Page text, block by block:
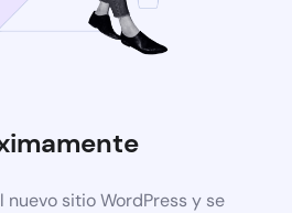
nuevo sitio WordPress y se